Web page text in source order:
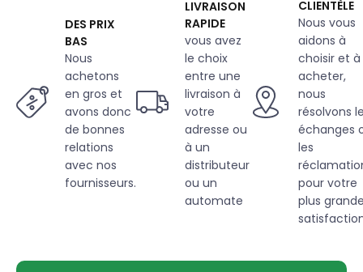
DES PRIX
BAS
Nous
achetons
en gros et
avons donc
de bonnes
relations
avec nos
fournisseurs.
LIVRAISON
RAPIDE
vous avez
le choix
entre une
livraison à
votre
adresse ou
à un
distributeur
ou un
automate
CLIENTÈLE
Nous vous
aidons à
choisir et à
acheter,
nous
résolvons
échanges
les
pour votre
plus